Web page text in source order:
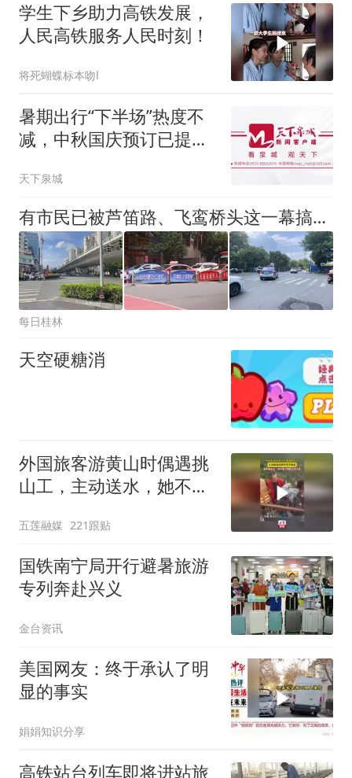
学生下乡助力高铁发展，
人民高铁服务人民时刻！
将死蝴蝶标本吻l
暑期出行“下半场”热度不
减，中秋国庆预订已提
天下泉城
有市民已被芦笛路、飞鸾桥头这一幕搞咆絮了！下班开电马遇到这情况你浪子搞
每日桂林
天空硬糖消
外国旅客游黄山时偶遇挑
山工，主动送水，她不懂
汗水
五莲融媒 221跟贴
国铁南宁局开行避暑旅游
专列奔赴兴义
金台资讯
美国网友：终于承认了明
显的事实
娟娟知识分享
高铁站台列车即将进站旅